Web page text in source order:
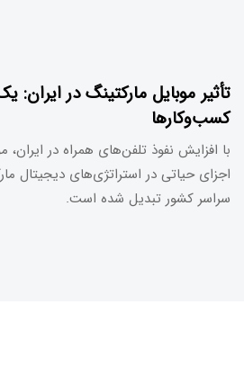
تأثیر موبایل مارکتینگ در
کسب‌وکارها
با افزایش نفوذ تلفن‌های همراه در ایران،
اجزای حیاتی در استراتژی‌های دیجیتال
سراسر کشور تبدیل شده است.